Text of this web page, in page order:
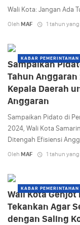
Wali Kota: Jangan Ada
Oleh MAF 1 tahun
KABAR PEMERINTAHAN
Sampaikan
Tahun Anggaran
Kepala Daerah
Anggaran
Sampaikan Pidato di
2024, Wali Kota
Ditengah Efisiensi
Oleh MAF 1 tahun
KABAR PEMERINTAHAN
Wali Kota
Tekankan Agar
dengan Saling